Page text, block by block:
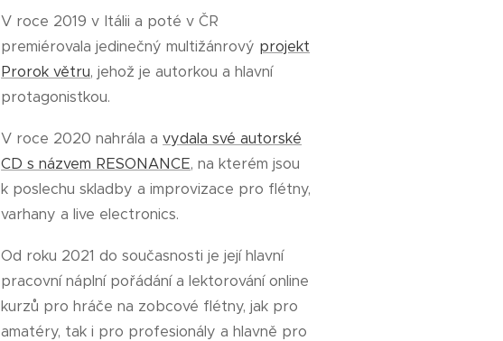
V roce 2019 v Itálii a poté v ČR
premiérovala jedinečný multižánrový projekt
Prorok větru, jehož je autorkou a hlavní
protagonistkou.
V roce 2020 nahrála avydala své autorské
CD s názvem RESONANCE, na kterém jsou
k poslechu skladby a improvizace pro flétny,
varhany a live electronics.
Od roku 2021 do současnosti je její hlavní
pracovní náplní pořádání a lektorování online
kurzů pro hráče na zobcové flétny, jak pro
amatéry, tak i pro profesionály a hlavně pro